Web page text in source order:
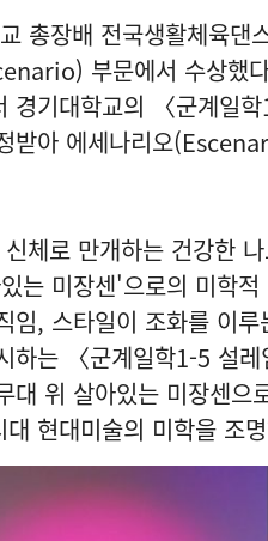
총장배 전국생활체육댄
부문에서 수상했
경기대학교의 〈군계일
받아 에세나리오
체로 만개하는 건강한
는 미장센'으로의 미학
임, 스타일이 조화를 이
하는 〈군계일학1-5 설
대 위 살아있는 미장센
대 현대미술의 미학을 조